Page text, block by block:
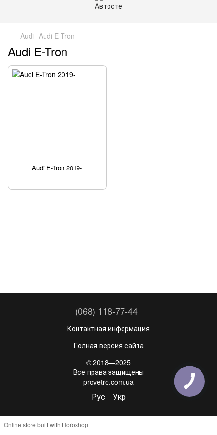
Audi Audi E-Tron
Audi E-Tron
Audi E-Tron 2019-
(068) 118-77-44
Контактная информация
Полная версия сайта
© 2018—2025
Все права защищены
provetro.com.ua
Рус Укр
Online store built with Horoshop